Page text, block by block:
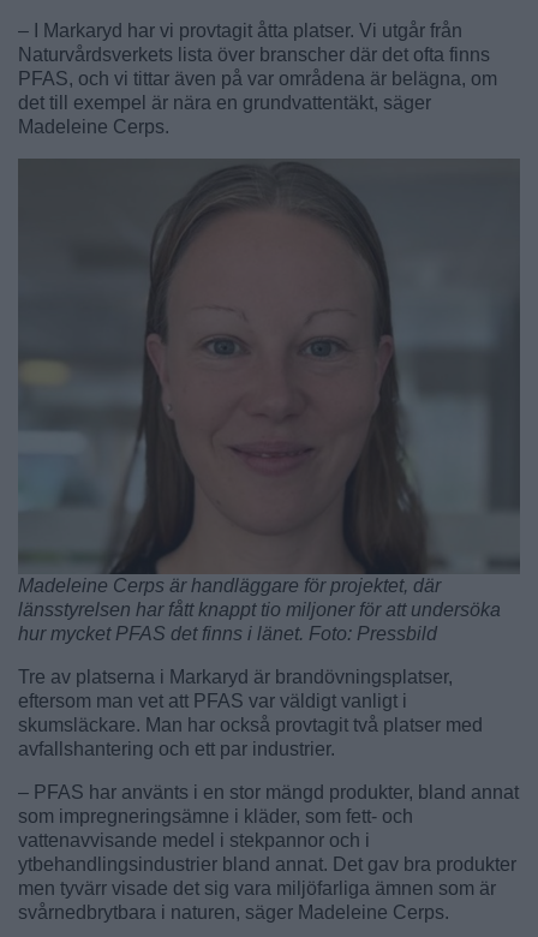
– I Markaryd har vi provtagit åtta platser. Vi utgår från
Naturvårdsverkets lista över branscher där det ofta finns
PFAS, och vi tittar även på var områdena är belägna, om
det till exempel är nära en grundvattentäkt, säger
Madeleine Cerps.
Madeleine Cerps är handläggare för projektet, där
länsstyrelsen har fått knappt tio miljoner för att undersöka
hur mycket PFAS det finns i länet. Foto: Pressbild
Tre av platserna i Markaryd är brandövningsplatser,
eftersom man vet att PFAS var väldigt vanligt i
skumsläckare. Man har också provtagit två platser med
avfallshantering och ett par industrier.
– PFAS har använts i en stor mängd produkter, bland annat
som impregneringsämne i kläder, som fett- och
vattenavvisande medel i stekpannor och i
ytbehandlingsindustrier bland annat. Det gav bra produkter
men tyvärr visade det sig vara miljöfarliga ämnen som är
svårnedbrytbara i naturen, säger Madeleine Cerps.